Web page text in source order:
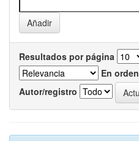
Resultados por página
En orden
Autor/registro